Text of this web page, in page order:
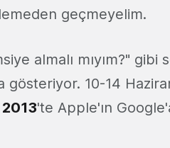
geçmeyelim.
almalı mıyım?"
gösteriyor. 10-14
'te Apple'ın